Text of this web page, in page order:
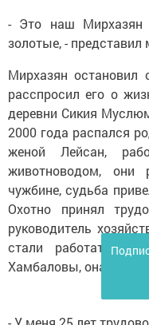
- Это наш Мирхазян
золотые, - представил
Мирхазян остановил
расспросил его о
деревни Сикия
2000 года распался
женой Лейсан,
животноводом, они
чужбине, судьба
Охотно принял
руководитель
стали работать в
Хамбаловы, она -